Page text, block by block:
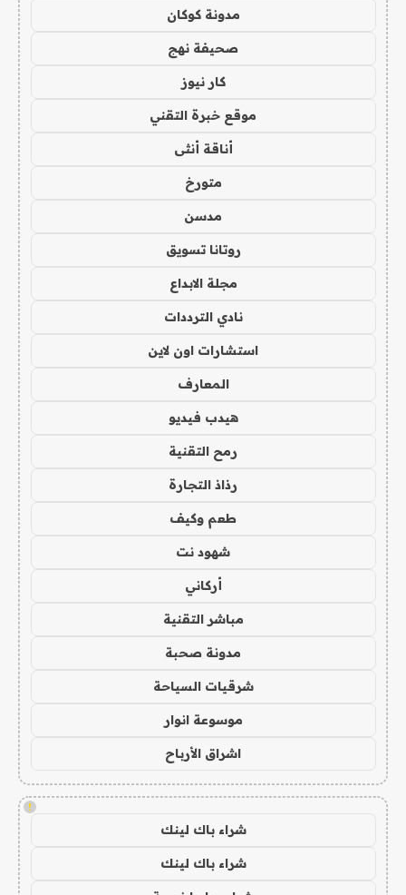
مدونة كوكان
صحيفة نهج
كار نيوز
موقع خبرة التقني
أناقة أنثى
متورخ
مدسن
روتانا تسويق
مجلة الابداع
نادي الترددات
استشارات اون لاين
المعارف
هيدب فيديو
رمح التقنية
رذاذ التجارة
طعم وكيف
شهود نت
أركاني
مباشر التقنية
مدونة صحبة
شرقيات السياحة
موسوعة انوار
اشراق الأرباح
!
شراء باك لينك
شراء باك لينك